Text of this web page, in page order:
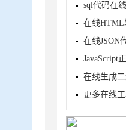
sql代码在
在线HTML
在线JSON
JavaScript
在线生成
更多在线